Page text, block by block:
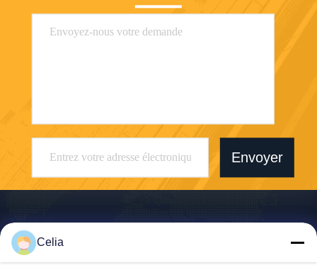
Envoyer
Shenzhen Zhong Jian South Environment
Celia